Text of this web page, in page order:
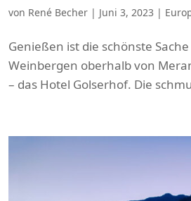
von René Becher | Juni 3, 2023 |
Genießen ist die schönste
Weinbergen oberhalb von
– das Hotel Golserhof. Die